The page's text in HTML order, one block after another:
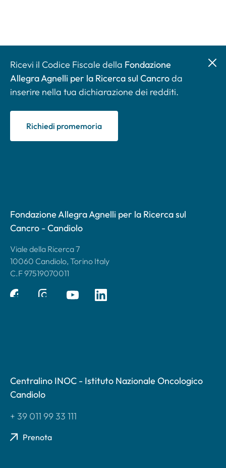
Ricevi il Codice Fiscale della Fondazione
Allegra Agnelli per la Ricerca sul Cancroda
inserire nella tua dichiarazione dei redditi.
Richiedi promemoria
Fondazione Allegra Agnelli per la Ricerca sul
Cancro - Candiolo
Viale della Ricerca 7
10060 Candiolo, Torino Italy
C.F 97519070011
Centralino INOC - Istituto Nazionale Oncologico
Candiolo
+ 39 011 99 33 111
Prenota